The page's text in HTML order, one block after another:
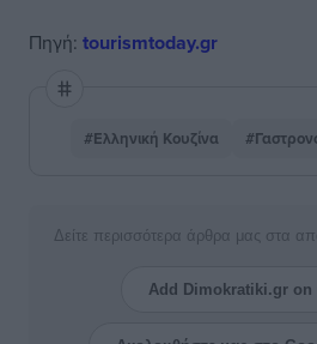
Πηγή: tourismtoday.gr
#Ελληνική Κουζίνα
Δείτε περισσότερα άρθρα μας στα
Add Dimokratiki.gr